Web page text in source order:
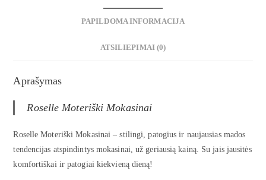
PAPILDOMA INFORMACIJA
ATSILIEPIMAI (0)
Aprašymas
Roselle Moteriški Mokasinai
Roselle Moteriški Mokasinai – stilingi, patogius ir naujausias mados
tendencijas atspindintys mokasinai, už geriausią kainą. Su jais jausitės
komfortiškai ir patogiai kiekvieną dieną!